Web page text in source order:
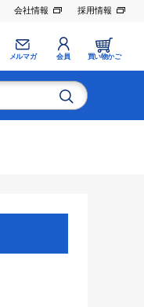
会社情報 採用情報
メルマガ 会員 買い物かご